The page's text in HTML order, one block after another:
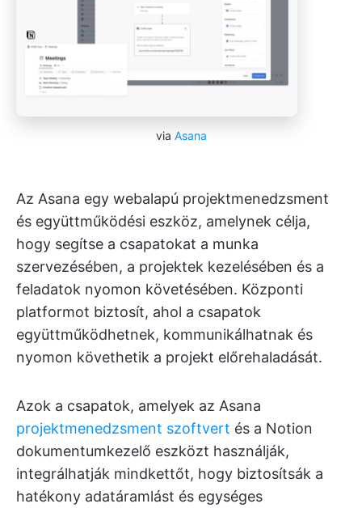
via Asana
Az Asana egy webalapú projektmenedzsment
és együttműködési eszköz, amelynek célja,
hogy segítse a csapatokat a munka
szervezésében, a projektek kezelésében és a
feladatok nyomon követésében. Központi
platformot biztosít, ahol a csapatok
együttműködhetnek, kommunikálhatnak és
nyomon követhetik a projekt előrehaladását.
Azok a csapatok, amelyek az Asana
projektmenedzsment szoftvert és a Notion
dokumentumkezelő eszközt használják,
integrálhatják mindkettőt, hogy biztosítsák a
hatékony adatáramlást és egységes